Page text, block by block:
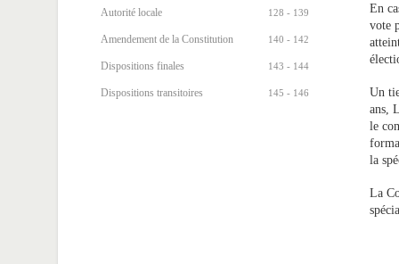
128 - 139
Autorité locale
140 - 142
Amendement de la Constitution
143 - 144
Dispositions finales
145 - 146
Dispositions transitoires
En
vote
Un
ans,
le
la
La